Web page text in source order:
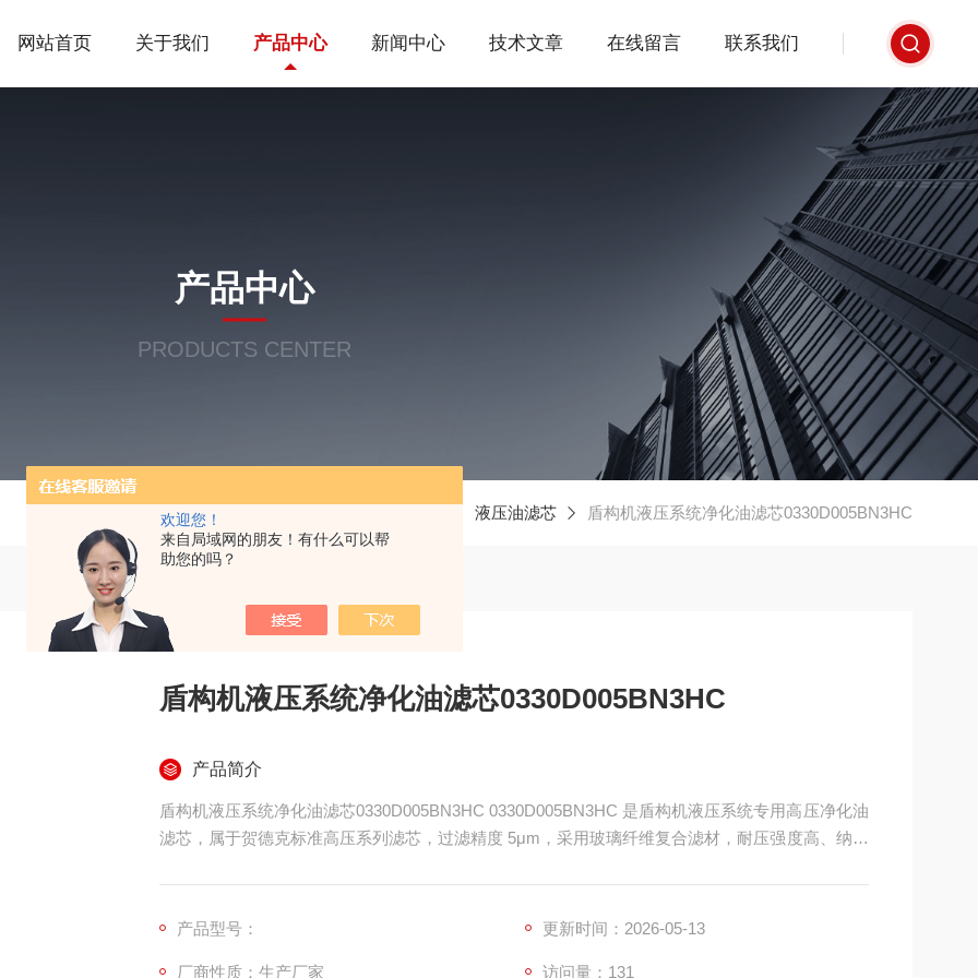
欢迎您！
来自局域网的朋友！有什么可以帮
助您的吗？
网站首页 关于我们 产品中心 新闻中心 技术文章 在线留言 联系我们
产品中心
PRODUCTS CENTER
当前位置： 液压油滤芯 盾构机液压系统净化油滤芯0330D005BN3HC
盾构机液压系统净化油滤芯0330D005BN3HC
产品简介
盾构机液压系统净化油滤芯0330D005BN3HC 0330D005BN3HC 是盾构机液压系统专用高压净化油
滤芯，属于贺德克标准高压系列滤芯，过滤精度 5μm，采用玻璃纤维复合滤材，耐压强度高、纳污
产品型号：
更新时间：2026-05-13
厂商性质：生产厂家 访问量：131